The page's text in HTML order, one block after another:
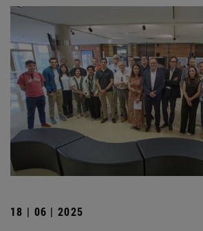
18 | 06 | 2025